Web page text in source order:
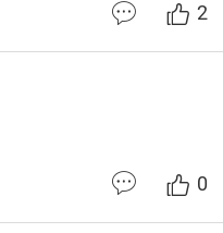
2
0